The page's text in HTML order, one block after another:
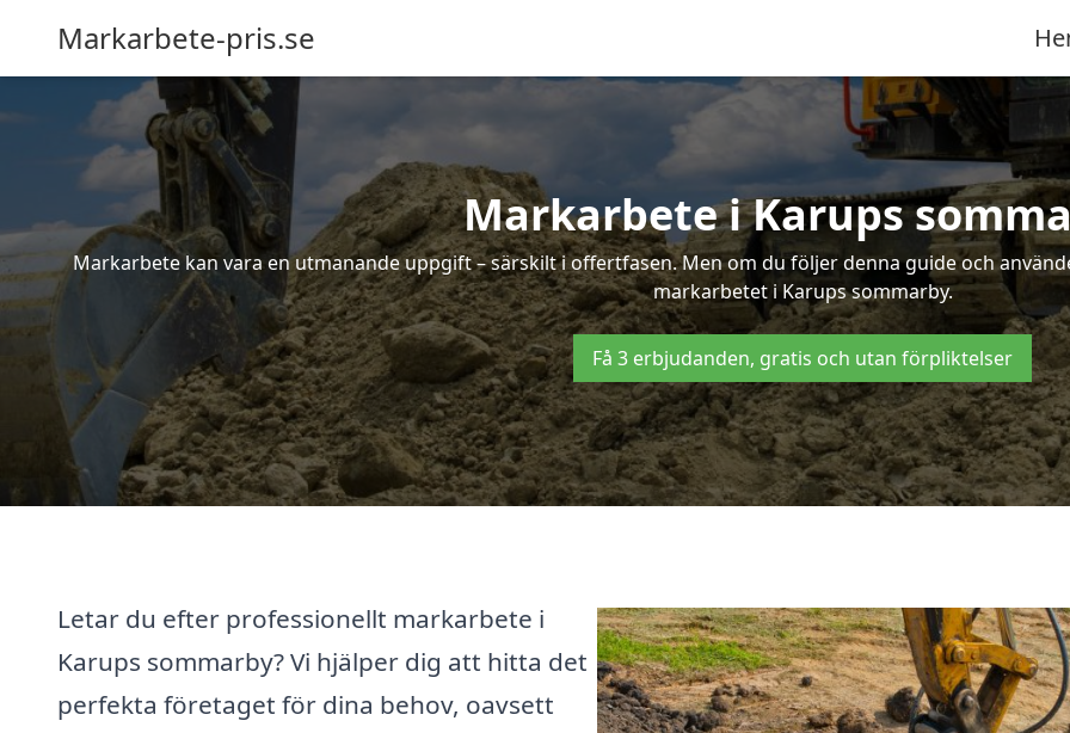
Markarbete-pris.se
Markarbete i Karups
Markarbete kan vara en utmanande uppgift – särskilt i offertfasen. Men om du följer denna guide och
markarbetet i Karups sommarby.
Få 3 erbjudanden, gratis och utan förpliktelser
Letar du efter professionellt markarbete i
Karups sommarby? Vi hjälper dig att hitta det
perfekta företaget för dina behov, oavsett